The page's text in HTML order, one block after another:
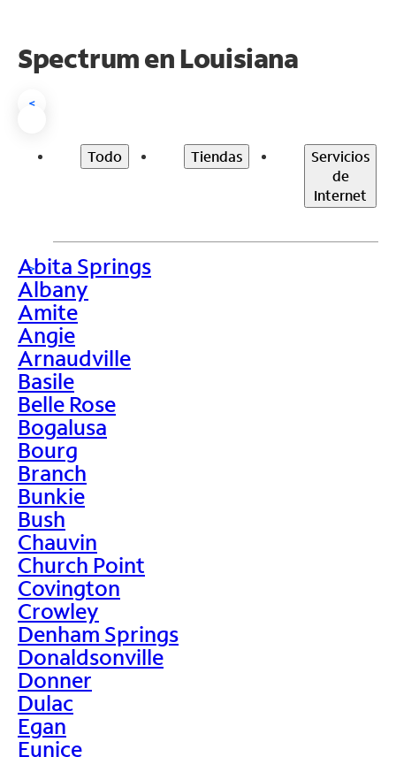
Spectrum en Louisiana
<
Todo Tiendas
Servicios
de
Internet
>
Abita Springs
Albany
Amite
Angie
Arnaudville
Basile
Belle Rose
Bogalusa
Bourg
Branch
Bunkie
Bush
Chauvin
Church Point
Covington
Crowley
Denham Springs
Donaldsonville
Donner
Dulac
Egan
Eunice